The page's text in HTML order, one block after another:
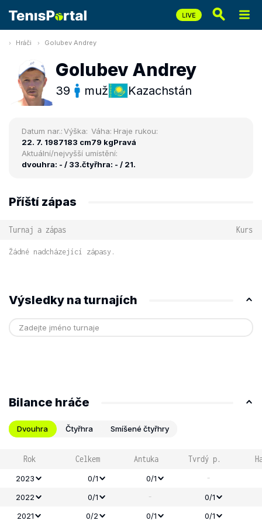
Hráči Golubev Andrey
Golubev Andrey
39 muž Kazachstán
Datum nar.:
22. 7. 1987
Výška:
183 cm
Váha:
79 kg
Hraje rukou:
Pravá
Aktuální/nejvyšší umístění:
dvouhra: - / 33.čtyřhra: - / 21.
Příští zápas
Turnaj a zápas Kurs
Žádné nadcházející zápasy.
Výsledky na turnajích
Bilance hráče
Dvouhra Čtyřhra Smíšené čtyřhry
Rok Celkem Antuka Tvrdý p.
2023 0/1 0/1 -
2022 0/1 -
0/1
2021
0/2 0/1
0/1